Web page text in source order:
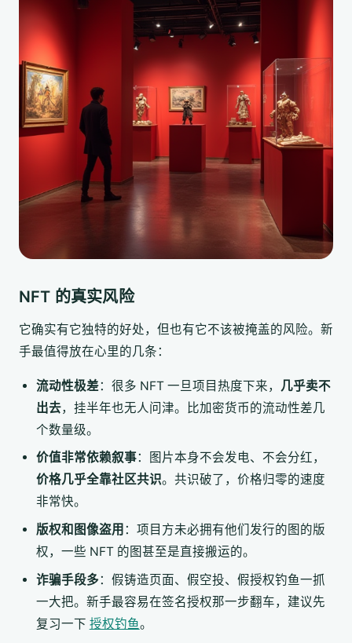
NFT 的真实风险
它确实有它独特的好处，但也有它不该被掩盖的风险。新
手最值得放在心里的几条：
流动性极差：很多 NFT 一旦项目热度下来，
几乎卖不
出去，挂半年也无人问津。比加密货币的流动性差几
个数量级。
价值非常依赖叙事：图片本身不会发电、不会分红，
价格几乎全靠社区共识。共识破了，价格归零的速度
非常快。
版权和图像盗用 ：项目方未必拥有他们发行的图的版
权，一些 NFT 的图甚至是直接搬运的。
诈骗手段多：假铸造页面、假空投、假授权钓鱼一抓
一大把。新手最容易在签名授权那一步翻车，建议先
复习一下 授权钓鱼。